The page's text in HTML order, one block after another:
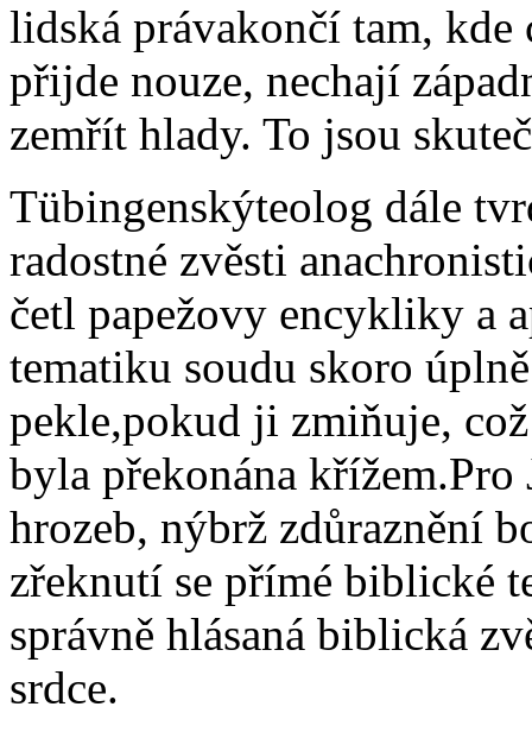
lidská právakončí tam,
přijde nouze, nechají
zemřít hlady. To jsou
Tübingenskýteolog dále
radostné zvěsti
četl papežovy encykliky a
tematiku soudu skoro
pekle,pokud ji zmiňuje,
byla překonána
hrozeb, nýbrž zdůraznění
zřeknutí se přímé biblické
správně hlásaná biblická
srdce.